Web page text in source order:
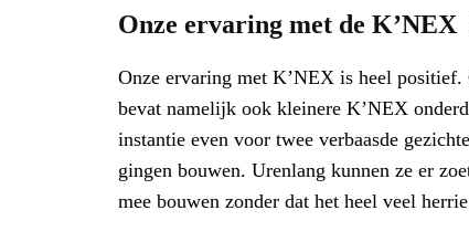
Onze ervaring met de K’NEX
Onze ervaring met K’NEX is heel positief.
bevat namelijk ook kleinere K’NEX
instantie even voor twee verbaasde
gingen bouwen. Urenlang kunnen ze er
mee bouwen zonder dat het heel veel